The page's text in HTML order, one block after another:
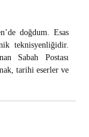
doğdum. Esas
teknisyenliğidir.
Sabah Postası
tarihi eserler ve